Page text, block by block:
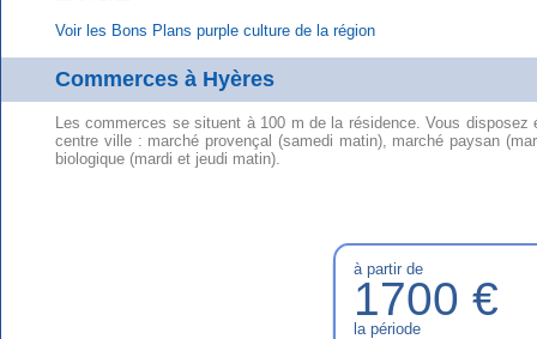
Voir les Bons Plans purple culture de la région
Commerces à Hyères
Les commerces se situent à 100 m de la résidence. Vous disposez
centre ville : marché provençal (samedi matin), marché paysan
biologique (mardi et jeudi matin).
à partir de
1700 €
la période